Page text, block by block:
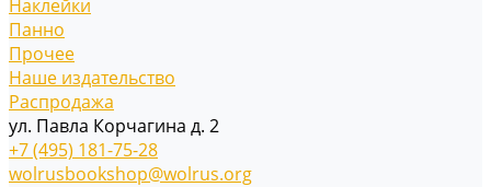
Наклейки
Панно
Прочее
Наше издательство
Распродажа
ул. Павла Корчагина д. 2
+7 (495) 181-75-28
wolrusbookshop@wolrus.org